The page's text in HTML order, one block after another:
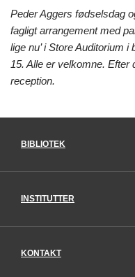
Peder Aggers fødselsdag
fagligt arrangement med
lige nu’ i Store Auditorium
15. Alle er velkomne. Efter
reception.
BIBLIOTEK
INSTITUTTER
KONTAKT